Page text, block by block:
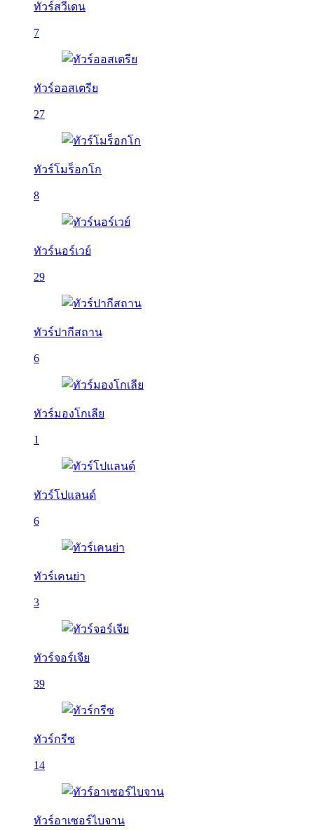
ทัวร์สวีเดน
7
ทัวร์ออสเตรีย
27
ทัวร์โมร็อกโก
8
ทัวร์นอร์เวย์
29
ทัวร์ปากีสถาน
6
ทัวร์มองโกเลีย
1
ทัวร์โปแลนด์
6
ทัวร์เคนย่า
3
ทัวร์จอร์เจีย
39
ทัวร์กรีซ
14
ทัวร์อาเซอร์ไบจาน